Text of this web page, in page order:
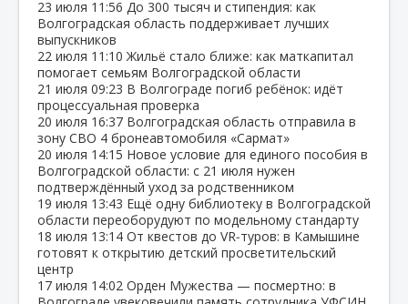
23 июля 11:56 До 300 тысяч и стипендия: как
Волгоградская область поддерживает лучших
выпускников
22 июля 11:10 Жильё стало ближе: как маткапитал
помогает семьям Волгоградской области
21 июля 09:23 В Волгограде погиб ребёнок: идёт
процессуальная проверка
20 июля 16:37 Волгоградская область отправила в
зону СВО 4 бронеавтомобиля «Сармат»
20 июля 14:15 Новое условие для единого пособия в
Волгоградской области: с 21 июля нужен
подтверждённый уход за родственником
19 июля 13:43 Ещё одну библиотеку в Волгоградской
области переоборудуют по модельному стандарту
18 июля 13:14 От квестов до VR‑туров: в Камышине
готовят к открытию детский просветительский
центр
17 июля 14:02 Орден Мужества — посмертно: в